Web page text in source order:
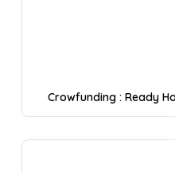
Crowfunding : Ready